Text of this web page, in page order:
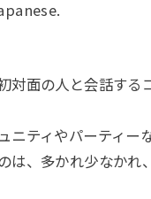
対面の人と会話する
ニティやパーティー
は、多かれ少なか